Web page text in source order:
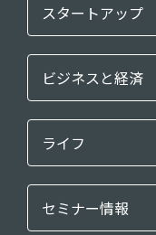
スタートアップ
ビジネスと経済
ライフ
セミナー情報